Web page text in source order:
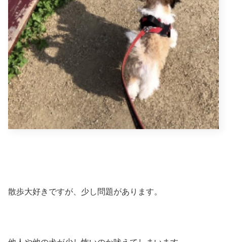
散歩大好きですが、少し問題があります。